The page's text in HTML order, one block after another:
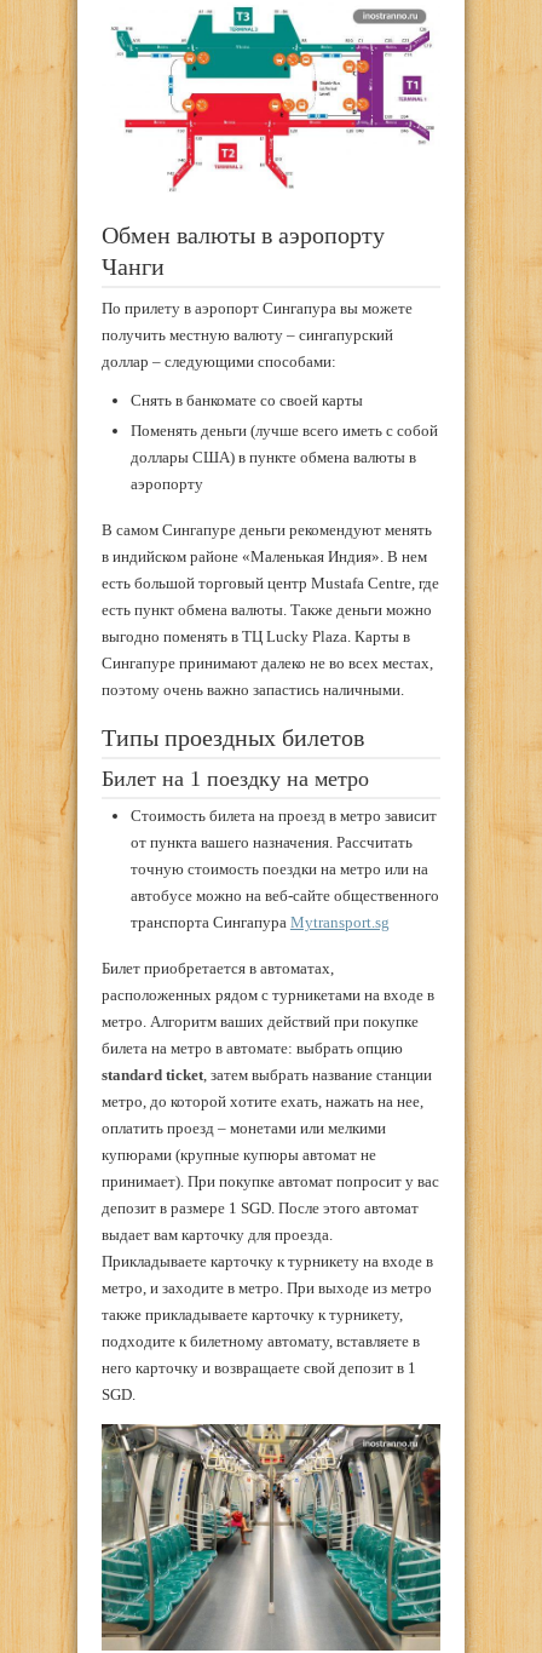
Обмен валюты в аэропорту
Чанги
По прилету в аэропорт Сингапура вы можете
получить местную валюту – сингапурский
доллар – следующими способами:
Снять в банкомате со своей карты
Поменять деньги (лучше всего иметь с собой
доллары США) в пункте обмена валюты в
аэропорту
В самом Сингапуре деньги рекомендуют менять
в индийском районе «Маленькая Индия». В нем
есть большой торговый центр Mustafa Centre, где
есть пункт обмена валюты. Также деньги можно
выгодно поменять в ТЦ Lucky Plaza. Карты в
Сингапуре принимают далеко не во всех местах,
поэтому очень важно запастись наличными.
Типы проездных билетов
Билет на 1 поездку на метро
Стоимость билета на проезд в метро зависит
от пункта вашего назначения. Рассчитать
точную стоимость поездки на метро или на
автобусе можно на веб-сайте общественного
транспорта Сингапура Mytransport.sg
Билет приобретается в автоматах,
расположенных рядом с турникетами на входе в
метро. Алгоритм ваших действий при покупке
билета на метро в автомате: выбрать опцию
standard ticket , затем выбрать название станции
метро, до которой хотите ехать, нажать на нее,
оплатить проезд – монетами или мелкими
купюрами (крупные купюры автомат не
принимает). При покупке автомат попросит у вас
депозит в размере 1 SGD. После этого автомат
выдает вам карточку для проезда.
Прикладываете карточку к турникету на входе в
метро, и заходите в метро. При выходе из метро
также прикладываете карточку к турникету,
подходите к билетному автомату, вставляете в
него карточку и возвращаете свой депозит в 1
SGD.